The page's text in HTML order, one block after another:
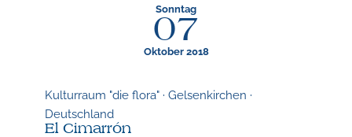
Sonntag
07
Oktober 2018
Kulturraum "die flora" · Gelsenkirchen ·
Deutschland
El Cimarrón